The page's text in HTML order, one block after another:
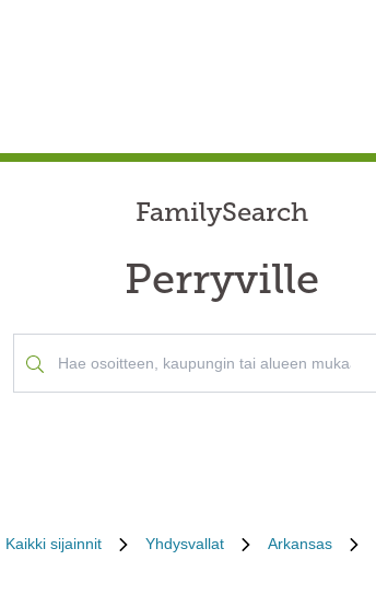
FamilySearch
Perryville
Kaikki sijainnit Yhdysvallat Arkansas